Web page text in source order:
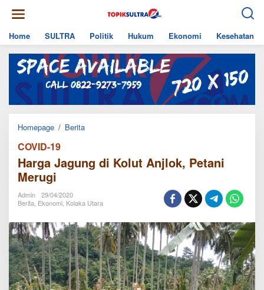
content
Home
SULTRA Politik Hukum Ekonomi Kesehatan
Homepage / BeritaHarga
Anjlok,
Petani
COVID-19
Harga Jagung di Kolut Anjlok, Petani
Merugi
Admin
29/04/2020
Berita Ekonomi Kolaka Utara